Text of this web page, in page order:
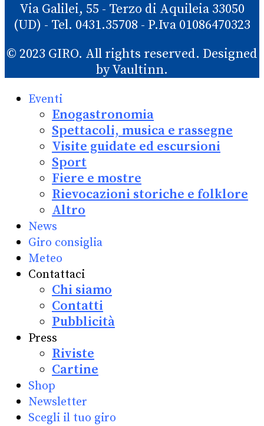
Via Galilei, 55 - Terzo di Aquileia 33050
(UD) - Tel. 0431.35708 - P.Iva 01086470323
© 2023 GIRO. All rights reserved. Designed
by Vaultinn.
Eventi
Enogastronomia
Spettacoli, musica e rassegne
Visite guidate ed escursioni
Sport
Fiere e mostre
Rievocazioni storiche e folklore
Altro
News
Giro consiglia
Meteo
Contattaci
Chi siamo
Contatti
Pubblicità
Press
Riviste
Cartine
Shop
Newsletter
Scegli il tuo giro